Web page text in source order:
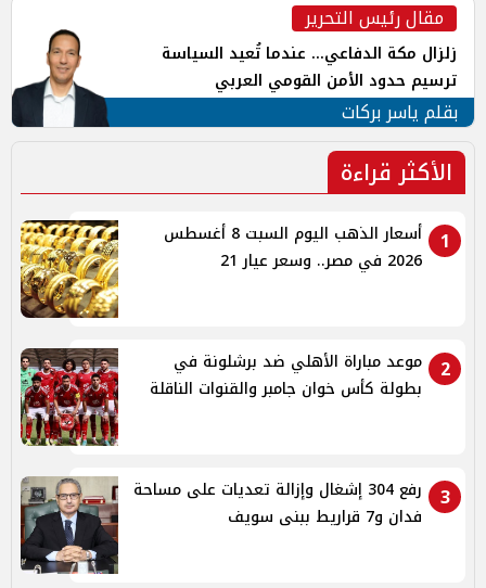
مقال رئيس التحرير
زلزال مكة الدفاعي... عندما تُعيد السياسة
ترسيم حدود الأمن القومي العربي
بقلم ياسر بركات
الأكثر قراءة
1
أسعار الذهب اليوم السبت 8 أغسطس
2026 في مصر.. وسعر عيار 21
2
موعد مباراة الأهلي ضد برشلونة في
بطولة كأس خوان جامبر والقنوات الناقلة
3
رفع 304 إشغال وإزالة تعديات على مساحة
فدان و7 قراريط ببنى سويف